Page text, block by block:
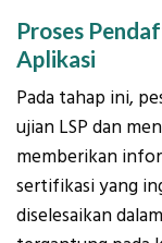
Proses
Aplikasi
Pada tahap ini,
ujian LSP dan
memberikan
sertifikasi yang
diselesaikan